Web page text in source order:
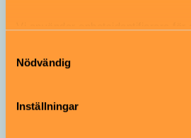
samt tillhandahålla funktioner för
vidarebefordrar även sådana
information från din enhet till de
annons- och analysföretag som vi
Nödvändig
Inställningar
Intervju